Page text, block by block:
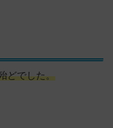
どでした。